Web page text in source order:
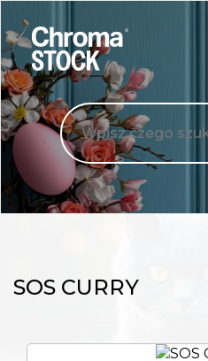
SOS CURRY